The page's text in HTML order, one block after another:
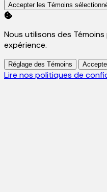
Accepter les Témoins
Nous utilisons des
expérience.
Réglage des Témoins
Lire nos politiques de